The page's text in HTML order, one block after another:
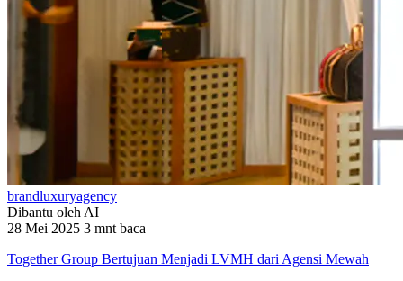
brandluxuryagency
Dibantu oleh AI
28 Mei 2025 3 mnt baca
Together Group Bertujuan Menjadi LVMH dari Agensi Mewah